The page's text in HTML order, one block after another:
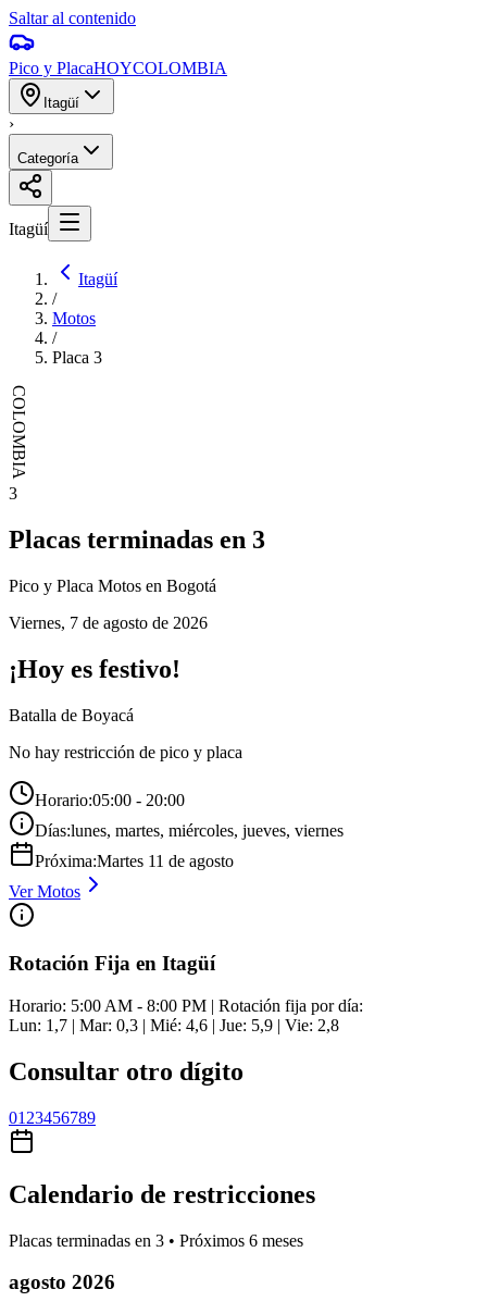
Saltar al contenido
Pico y PlacaHOYCOLOMBIA
Itagüí
›
Categoría
Itagüí
Itagüí
/
Motos
/
Placa 3
COLOMBIA
3
Placas terminadas en 3
Pico y Placa Motos en Bogotá
Viernes, 7 de agosto de 2026
¡Hoy es festivo!
Batalla de Boyacá
No hay restricción de pico y placa
Horario:05:00 - 20:00
Días:lunes, martes, miércoles, jueves, viernes
Próxima:Martes 11 de agosto
VerMotos
Rotación Fija en Itagüí
Horario: 5:00 AM - 8:00 PM | Rotación fija por día:
Lun: 1,7 | Mar: 0,3 | Mié: 4,6 | Jue: 5,9 | Vie: 2,8
Consultar otro dígito
01 23456789
Calendario de restricciones
Placas terminadas en 3 • Próximos 6 meses
agosto 2026